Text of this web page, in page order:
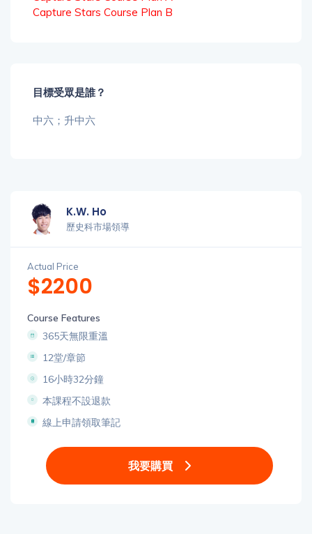
Capture Stars Course Plan B
目標受眾是誰？
中六；升中六
K.W. Ho
歷史科市場領導
Actual Price
$2200
Course Features
365天無限重溫
12堂/章節
16小時32分鐘
本課程不設退款
線上申請領取筆記
我要購買